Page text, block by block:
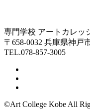
専門学校 アートカレッ
〒658-0032 兵庫県神戸
TEL.078-857-3005
©Art College Kobe All